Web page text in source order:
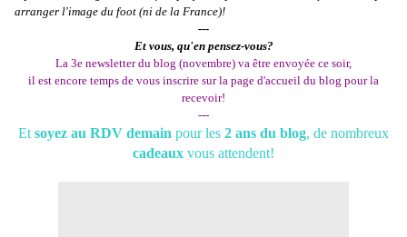
arranger l'image du foot (ni de la France)!
---
Et vous, qu'en pensez-vous?
La 3e newsletterdu blog (novembre) va être envoyée ce soir,
il est encore temps de vous inscrire sur la page d'accueil du blog pour la
recevoir!
---
Et soyez au RDV demain pour les 2 ans du blog, de nombreux
cadeaux vous attendent!